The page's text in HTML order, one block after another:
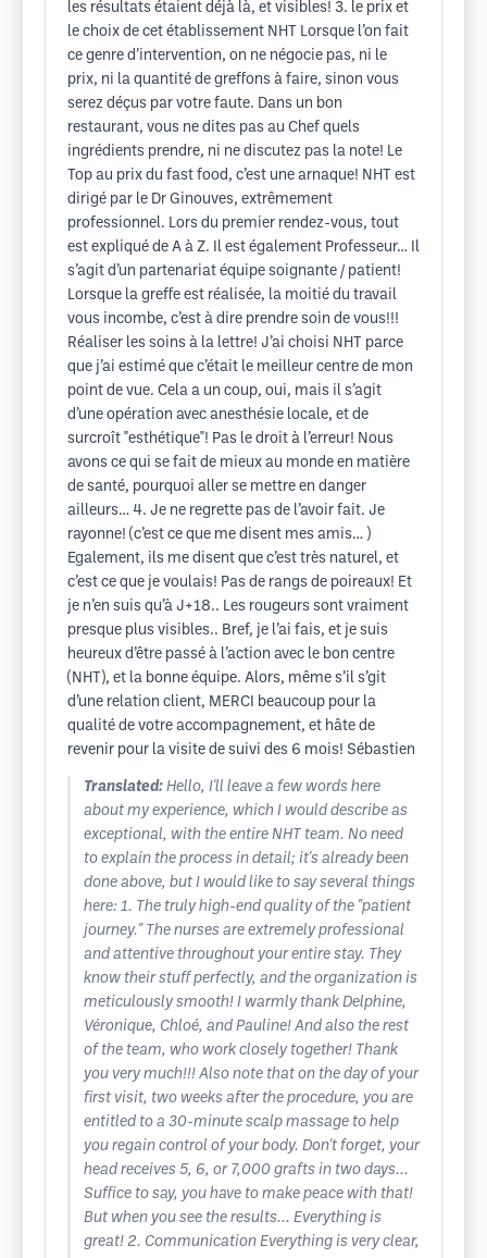
les résultats étaient déjà là, et visibles! 3. le prix et
le choix de cet établissement NHT Lorsque l’on fait
ce genre d’intervention, on ne négocie pas, ni le
prix, ni la quantité de greffons à faire, sinon vous
serez déçus par votre faute. Dans un bon
restaurant, vous ne dites pas au Chef quels
ingrédients prendre, ni ne discutez pas la note! Le
Top au prix du fast food, c’est une arnaque! NHT est
dirigé par le Dr Ginouves, extrêmement
professionnel. Lors du premier rendez-vous, tout
est expliqué de A à Z. Il est également Professeur… Il
s’agit d’un partenariat équipe soignante / patient!
Lorsque la greffe est réalisée, la moitié du travail
vous incombe, c’est à dire prendre soin de vous!!!
Réaliser les soins à la lettre! J’ai choisi NHT parce
que j’ai estimé que c’était le meilleur centre de mon
point de vue. Cela a un coup, oui, mais il s’agit
d’une opération avec anesthésie locale, et de
surcroît "esthétique"! Pas le droit à l’erreur! Nous
avons ce qui se fait de mieux au monde en matière
de santé, pourquoi aller se mettre en danger
ailleurs… 4. Je ne regrette pas de l’avoir fait. Je
rayonne! (c’est ce que me disent mes amis… )
Egalement, ils me disent que c’est très naturel, et
c’est ce que je voulais! Pas de rangs de poireaux! Et
je n’en suis qu’à J+18.. Les rougeurs sont vraiment
presque plus visibles.. Bref, je l’ai fais, et je suis
heureux d’être passé à l’action avec le bon centre
(NHT), et la bonne équipe. Alors, même s’il s’git
d’une relation client, MERCI beaucoup pour la
qualité de votre accompagnement, et hâte de
revenir pour la visite de suivi des 6 mois! Sébastien
Translated: Hello, I'll leave a few words here
about my experience, which I would describe as
exceptional, with the entire NHT team. No need
to explain the process in detail; it's already been
done above, but I would like to say several things
here: 1. The truly high-end quality of the "patient
journey." The nurses are extremely professional
and attentive throughout your entire stay. They
know their stuff perfectly, and the organization is
meticulously smooth! I warmly thank Delphine,
Véronique, Chloé, and Pauline! And also the rest
of the team, who work closely together! Thank
you very much!!! Also note that on the day of your
first visit, two weeks after the procedure, you are
entitled to a 30-minute scalp massage to help
you regain control of your body. Don't forget, your
head receives 5, 6, or 7,000 grafts in two days...
Suffice to say, you have to make peace with that!
But when you see the results... Everything is
great! 2. Communication Everything is very clear,